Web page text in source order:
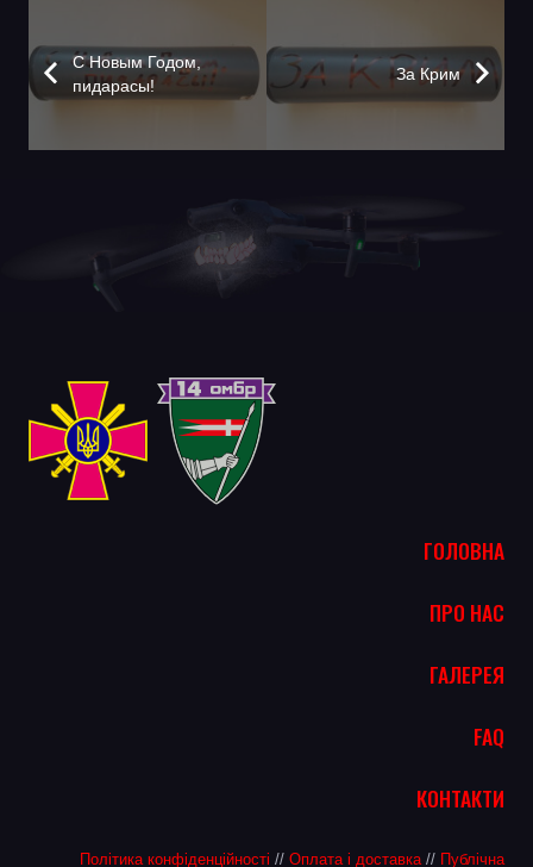
С Новым Годом,
пидарасы!
За Крим
ГОЛОВНА
ПРО НАС
ГАЛЕРЕЯ
FAQ
КОНТАКТИ
Політика конфіденційності // Оплата і доставка// Публічна